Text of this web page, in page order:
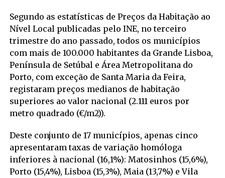
Segundo as estatísticas de Preços da Habitação ao
Nível Local publicadas pelo INE, no terceiro
trimestre do ano passado, todos os municípios
com mais de 100.000 habitantes da Grande Lisboa,
Península de Setúbal e Área Metropolitana do
Porto, com exceção de Santa Maria da Feira,
registaram preços medianos de habitação
superiores ao valor nacional (2.111 euros por
metro quadrado (€/m2)).
Deste conjunto de 17 municípios, apenas cinco
apresentaram taxas de variação homóloga
inferiores à nacional (16,1%): Matosinhos (15,6%),
Porto (15,4%), Lisboa (15,3%), Maia (13,7%) e Vila